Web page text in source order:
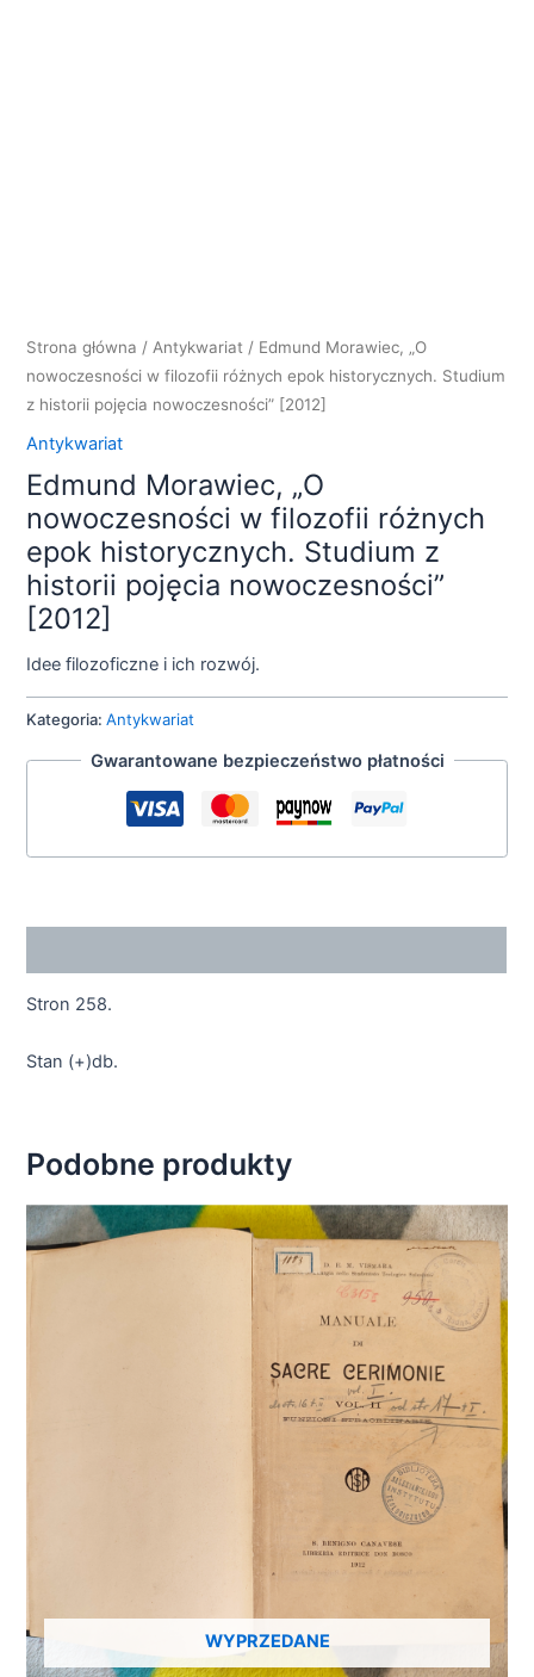
Strona główna / Antykwariat / Edmund Morawiec, „O
nowoczesności w filozofii różnych epok historycznych. Studium
z historii pojęcia nowoczesności” [2012]
Antykwariat
Edmund Morawiec, „O
nowoczesności w filozofii różnych
epok historycznych. Studium z
historii pojęcia nowoczesności”
[2012]
Idee filozoficzne i ich rozwój.
Kategoria:Antykwariat
Gwarantowane bezpieczeństwo płatności
Stron 258.
Stan (+)db.
Podobne produkty
WYPRZEDANE